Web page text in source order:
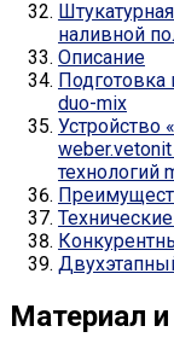
наливной
Описание
Подготовка
duo-mix
Устройство
технологий
Материал и